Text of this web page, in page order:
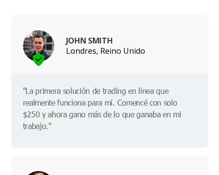
JOHN SMITH
Londres, Reino Unido
"La primera solución de trading en línea que
realmente funciona para mí. Comencé con solo
$250 y ahora gano más de lo que ganaba en mi
trabajo."